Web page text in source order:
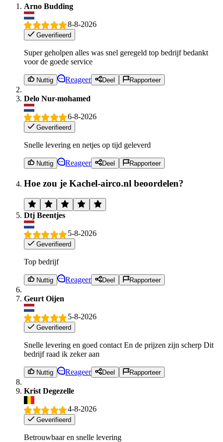
Arno Budding
8-8-2026
Geverifieerd
Super geholpen alles was snel geregeld top bedrijf bedankt
voor de goede service
Nuttig Reageer Deel Rapporteer
Delo Nur-mohamed
6-8-2026
Geverifieerd
Snelle levering en netjes op tijd geleverd
Nuttig Reageer Deel Rapporteer
Hoe zou je Kachel-airco.nl beoordelen?
Dtj Beentjes
5-8-2026
Geverifieerd
Top bedrijf
Nuttig Reageer Deel Rapporteer
Geurt Oijen
5-8-2026
Geverifieerd
Snelle levering en goed contact En de prijzen zijn scherp Dit
bedrijf raad ik zeker aan
Nuttig Reageer Deel Rapporteer
Krist Degezelle
4-8-2026
Geverifieerd
Betrouwbaar en snelle levering